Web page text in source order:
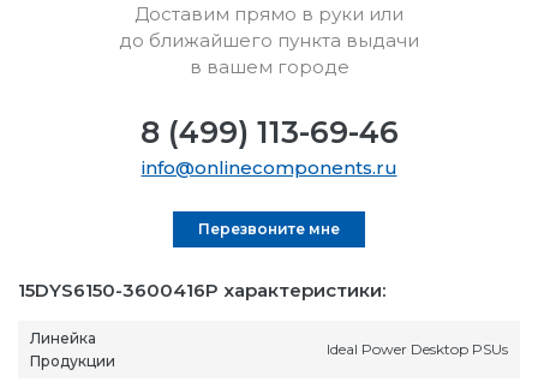
15DYS6150-3600416P характеристики:
Линейка
Продукции
Ideal Power Desktop PSUs
Доставим прямо в руки или
до ближайшего пункта выдачи
в вашем городе
8 (499) 113-69-46
info@onlinecomponents.ru
Перезвоните мне